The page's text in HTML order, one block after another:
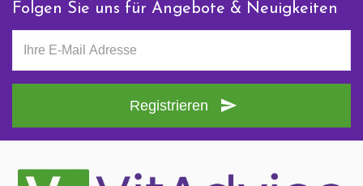
Folgen Sie uns für Angebote & Neuigkeiten
Registrieren